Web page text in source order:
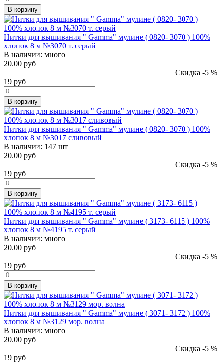
В корзину
Нитки для вышивания " Gamma" мулине ( 0820- 3070 ) 100%
хлопок 8 м №3070 т. серый
В наличии: много
20.00 руб
Скидка -5 %
19 руб
В корзину
Нитки для вышивания " Gamma" мулине ( 0820- 3070 ) 100%
хлопок 8 м №3017 сливовый
В наличии: 147 шт
20.00 руб
Скидка -5 %
19 руб
В корзину
Нитки для вышивания " Gamma" мулине ( 3173- 6115 ) 100%
хлопок 8 м №4195 т. серый
В наличии: много
20.00 руб
Скидка -5 %
19 руб
В корзину
Нитки для вышивания " Gamma" мулине ( 3071- 3172 ) 100%
хлопок 8 м №3129 мор. волна
В наличии: много
20.00 руб
Скидка -5 %
19 руб